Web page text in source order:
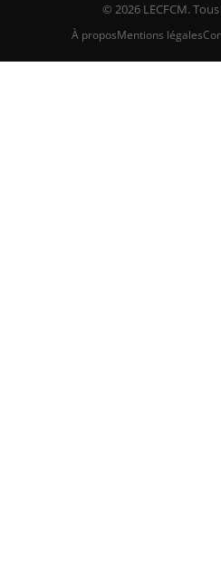
© 2026 LECFCM.
À proposMentions légales